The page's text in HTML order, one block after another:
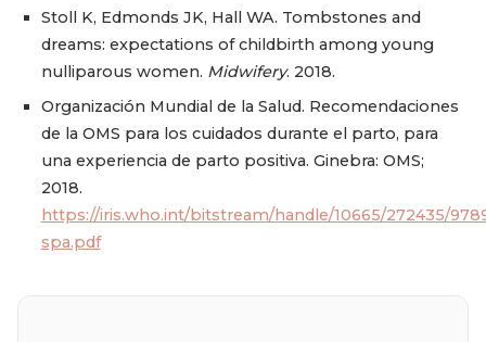
Stoll K, Edmonds JK, Hall WA. Tombstones and
dreams: expectations of childbirth among young
nulliparous women. Midwifery. 2018.
Organización Mundial de la Salud. Recomendaciones
de la OMS para los cuidados durante el parto, para
una experiencia de parto positiva. Ginebra: OMS;
2018.
https://iris.who.int/bitstream/handle/10665/272435/
spa.pdf